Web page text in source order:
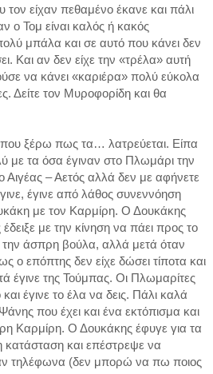
τον είχαν πεθαμένο έκανε και πάλι
ο Τομ είναι καλός ή κακός
μπάλα και σε αυτό που κάνει δεν
Και αν δεν είχε την «τρέλα» αυτή
να κάνει «καριέρα» πολύ εύκολα
Δείτε τον Μυροφορίδη και θα
ξέρω πως τα… λατρεύεται. Είπα
με τα όσα έγιναν στο Πλωμάρι την
– Αετός αλλά δεν με αφήνετε
έγινε από λάθος συνεννόηση
με τον Καρμίρη. Ο Δουκάκης
με την κίνηση να πάει προς το
την άσπρη βούλα, αλλά μετά όταν
ο επόπτης δεν είχε δώσει τίποτα και
έγινε της Τούμπας. Οι Πλωμαρίτες
έγινε το έλα να δεις. Πάλι καλά
που έχει και ένα εκτόπισμα και
Καρμίρη. Ο Δουκάκης έφυγε για τα
κατάσταση και επέστρεψε να
τηλέφωνα (δεν μπορώ να πω ποιος